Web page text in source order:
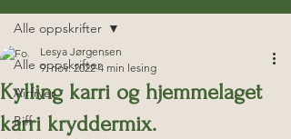
Alle oppskrifter
Airfryer
Biff
Alle oppskrifter
Kylling karri og hjemmelaget
karri kryddermix.
Lesya Jørgensen
9. nov. 2022 4 min lesing